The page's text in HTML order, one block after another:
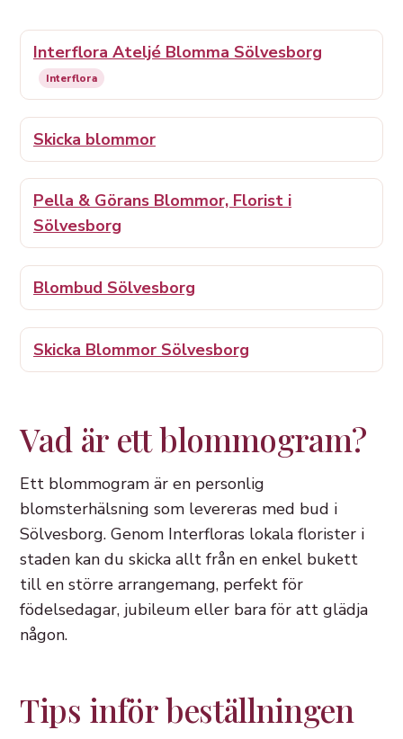
Interflora Ateljé Blomma Sölvesborg
Interflora
Skicka blommor
Pella & Görans Blommor, Florist i
Sölvesborg
Blombud Sölvesborg
Skicka Blommor Sölvesborg
Vad är ett blommogram?
Ett blommogram är en personlig
blomsterhälsning som levereras med bud i
Sölvesborg. Genom Interfloras lokala florister i
staden kan du skicka allt från en enkel bukett
till en större arrangemang, perfekt för
födelsedagar, jubileum eller bara för att glädja
någon.
Tips inför beställningen